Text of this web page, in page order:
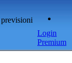
Login
Premium